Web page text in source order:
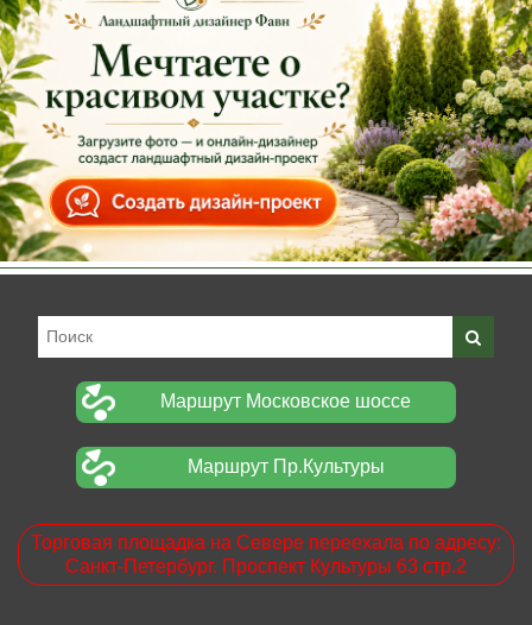
Маршрут Московское шоссе
Маршрут Пр.Культуры
Торговая площадка на Севере переехала по адресу:
Санкт-Петербург. Проспект Культуры 63 стр.2